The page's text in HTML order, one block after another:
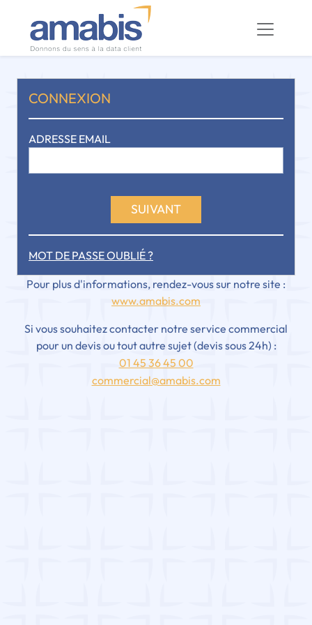
CONNEXION
ADRESSE EMAIL
SUIVANT
MOT DE PASSE OUBLIÉ ?
Pour plus d'informations, rendez-vous sur notre site :
www.amabis.com
Si vous souhaitez contacter notre service commercial
pour un devis ou tout autre sujet (devis sous 24h) :
01 45 36 45 00
commercial@amabis.com